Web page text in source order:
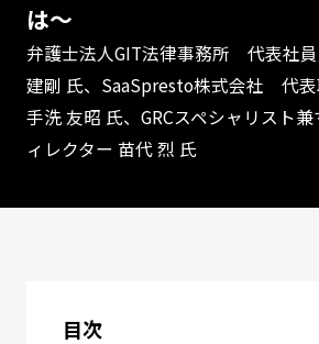
は～
弁護士法人GIT法律事務所 代表社
建剛 氏、SaaSpresto株式会社 代表
手洗 友昭 氏、GRCスペシャリスト
ィレクター 苗代 烈 氏
目次